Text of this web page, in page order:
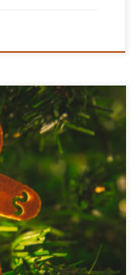
portatore della sua
Ed eccola qua
Natale), la stra-
Bastiano. Per allietare